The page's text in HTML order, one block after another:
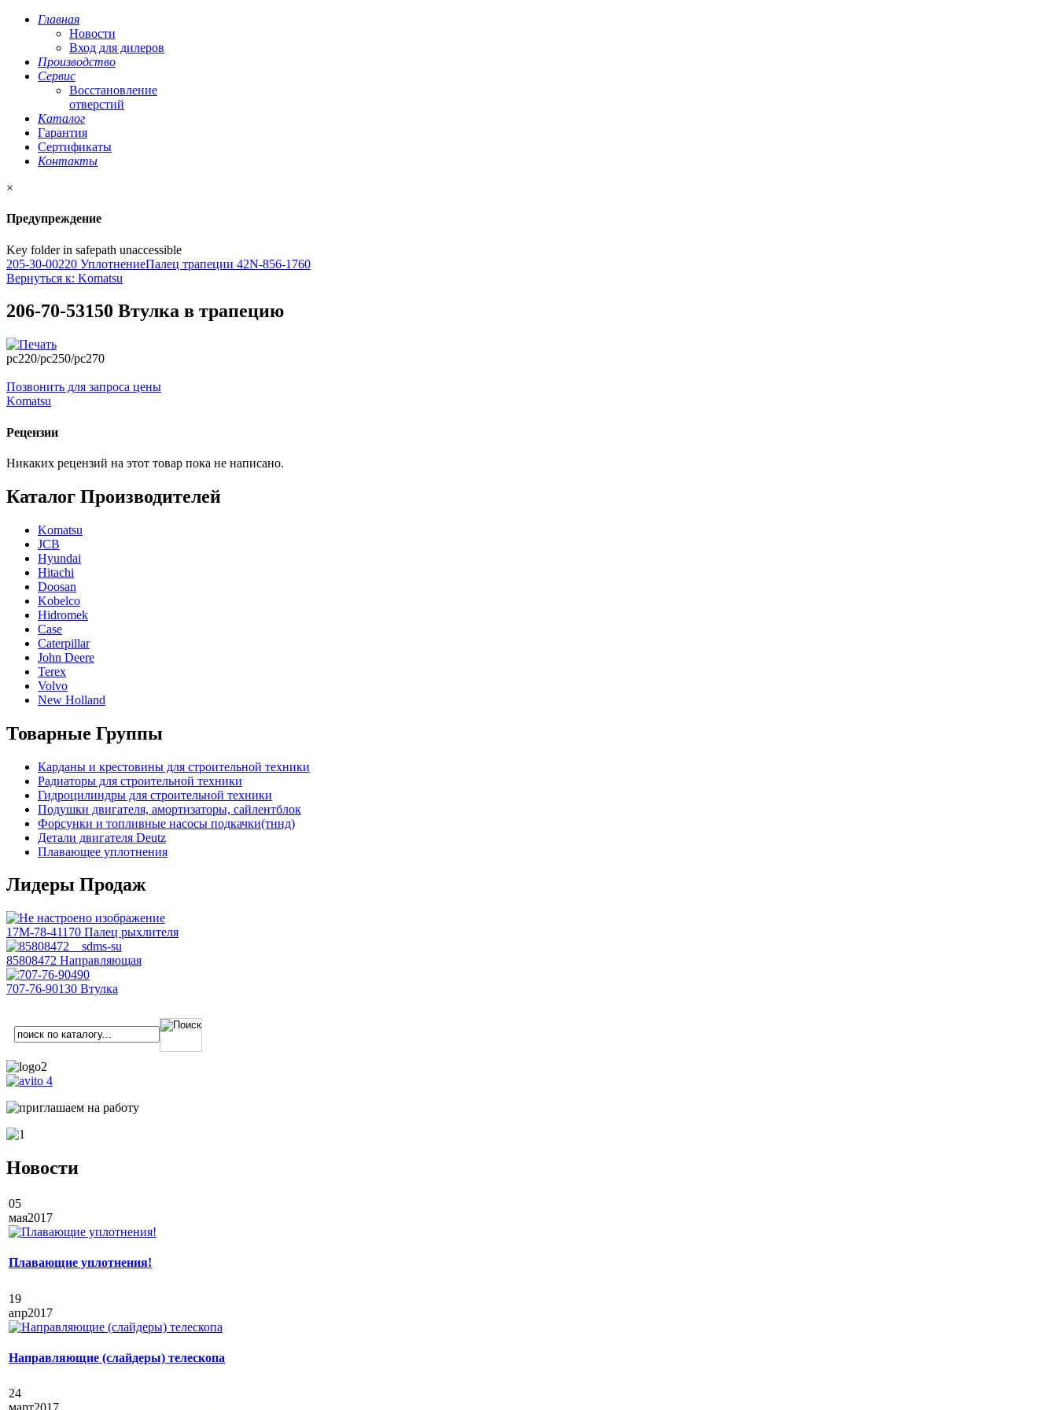
Главная
Новости
Вход для дилеров
Производство
Сервис
Восстановление
отверстий
Каталог
Гарантия
Сертификаты
Контакты
×
Предупреждение
Key folder in safepath unaccessible
205-30-00220 УплотнениеПалец трапеции 42N-856-1760
Вернуться к: Komatsu
206-70-53150 Втулка в трапецию
pc220/pc250/pc270
Позвонить для запроса цены
Komatsu
Рецензии
Никаких рецензий на этот товар пока не написано.
Каталог Производителей
Komatsu
JCB
Hyundai
Hitachi
Doosan
Kobelco
Hidromek
Case
Caterpillar
John Deere
Terex
Volvo
New Holland
Товарные Группы
Карданы и крестовины для строительной техники
Радиаторы для строительной техники
Гидроцилиндры для строительной техники
Подушки двигателя, амортизаторы, сайлентблок
Форсунки и топливные насосы подкачки(тннд)
Детали двигателя Deutz
Плавающее уплотнения
Лидеры Продаж
17M-78-41170 Палец рыхлителя
85808472 Направляющая
707-76-90130 Втулка
Новости
05
мая2017
Плавающие уплотнения!
19
апр2017
Направляющие (слайдеры) телескопа
24